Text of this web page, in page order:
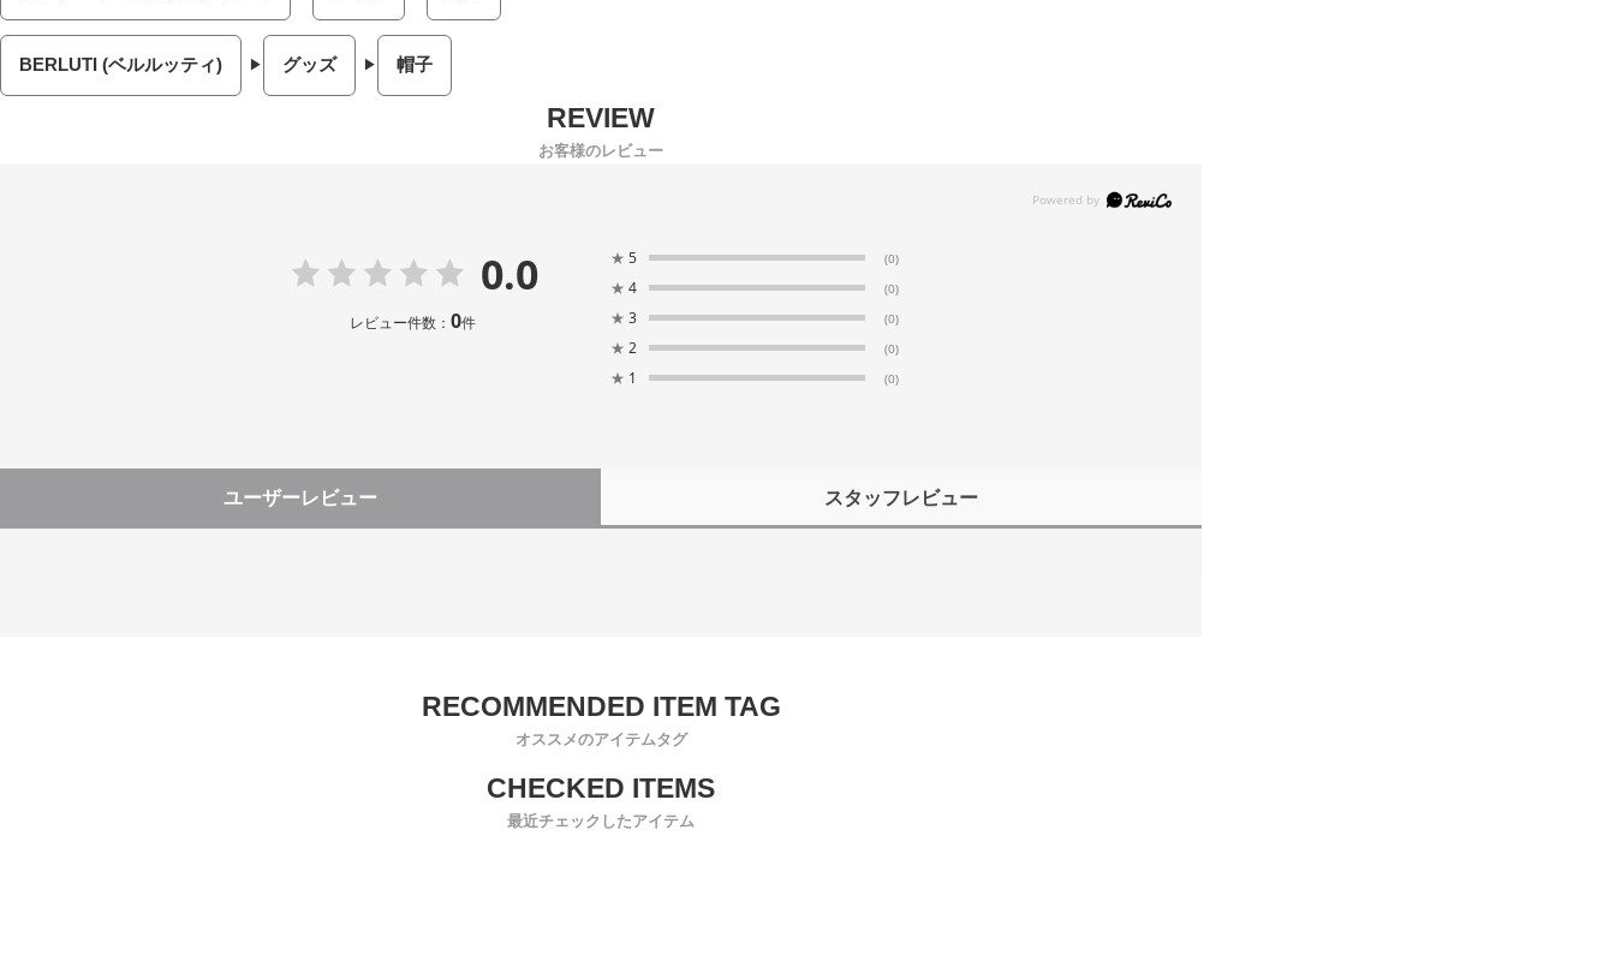
BERLUTI (ベルルッティ) グッズ 帽子
お客様のレビュー
0.0
レビュー件数： 0件
★ 5 (0)
★ 4 (0)
★ 3 (0)
★ 2 (0)
★ 1 (0)
ユーザーレビュー スタッフレビュー
オススメのアイテムタグ
最近チェックしたアイテム